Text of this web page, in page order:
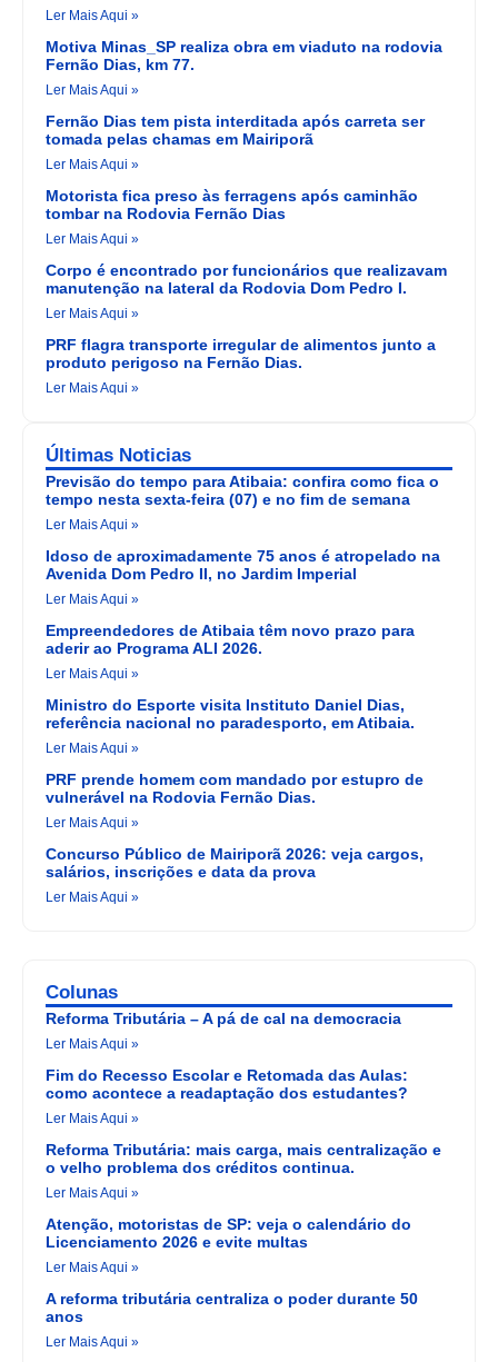
Ler Mais Aqui »
Motiva Minas_SP realiza obra em viaduto na rodovia
Fernão Dias, km 77.
Ler Mais Aqui »
Fernão Dias tem pista interditada após carreta ser
tomada pelas chamas em Mairiporã
Ler Mais Aqui »
Motorista fica preso às ferragens após caminhão
tombar na Rodovia Fernão Dias
Ler Mais Aqui »
Corpo é encontrado por funcionários que realizavam
manutenção na lateral da Rodovia Dom Pedro I.
Ler Mais Aqui »
PRF flagra transporte irregular de alimentos junto a
produto perigoso na Fernão Dias.
Ler Mais Aqui »
Últimas Noticias
Previsão do tempo para Atibaia: confira como fica o
tempo nesta sexta-feira (07) e no fim de semana
Ler Mais Aqui »
Idoso de aproximadamente 75 anos é atropelado na
Avenida Dom Pedro II, no Jardim Imperial
Ler Mais Aqui »
Empreendedores de Atibaia têm novo prazo para
aderir ao Programa ALI 2026.
Ler Mais Aqui »
Ministro do Esporte visita Instituto Daniel Dias,
referência nacional no paradesporto, em Atibaia.
Ler Mais Aqui »
PRF prende homem com mandado por estupro de
vulnerável na Rodovia Fernão Dias.
Ler Mais Aqui »
Concurso Público de Mairiporã 2026: veja cargos,
salários, inscrições e data da prova
Ler Mais Aqui »
Colunas
Reforma Tributária – A pá de cal na democracia
Ler Mais Aqui »
Fim do Recesso Escolar e Retomada das Aulas:
como acontece a readaptação dos estudantes?
Ler Mais Aqui »
Reforma Tributária: mais carga, mais centralização e
o velho problema dos créditos continua.
Ler Mais Aqui »
Atenção, motoristas de SP: veja o calendário do
Licenciamento 2026 e evite multas
Ler Mais Aqui »
A reforma tributária centraliza o poder durante 50
anos
Ler Mais Aqui »